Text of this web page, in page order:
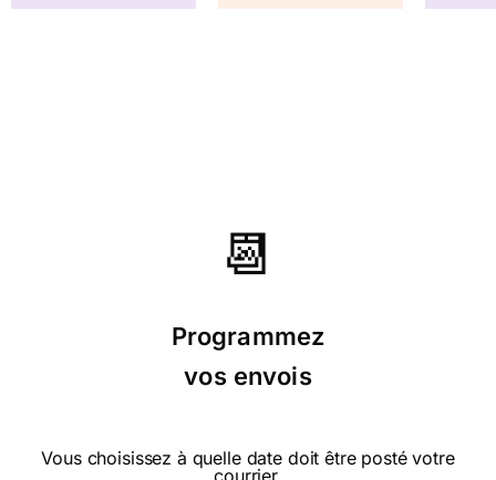
📆
Programmez
vos envois
Vous choisissez à quelle date doit être posté votre
courrier.